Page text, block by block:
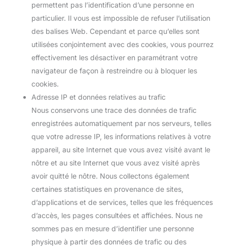
permettent pas l’identification d’une personne en
particulier. Il vous est impossible de refuser l’utilisation
des balises Web. Cependant et parce qu’elles sont
utilisées conjointement avec des cookies, vous pourrez
effectivement les désactiver en paramétrant votre
navigateur de façon à restreindre ou à bloquer les
cookies.
Adresse IP et données relatives au trafic
Nous conservons une trace des données de trafic
enregistrées automatiquement par nos serveurs, telles
que votre adresse IP, les informations relatives à votre
appareil, au site Internet que vous avez visité avant le
nôtre et au site Internet que vous avez visité après
avoir quitté le nôtre. Nous collectons également
certaines statistiques en provenance de sites,
d’applications et de services, telles que les fréquences
d’accès, les pages consultées et affichées. Nous ne
sommes pas en mesure d’identifier une personne
physique à partir des données de trafic ou des